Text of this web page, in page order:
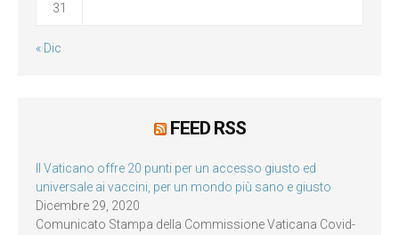
31
« Dic
FEED RSS
Il Vaticano offre 20 punti per un accesso giusto ed
universale ai vaccini, per un mondo più sano e giusto
Dicembre 29, 2020
Comunicato Stampa della Commissione Vaticana Covid-